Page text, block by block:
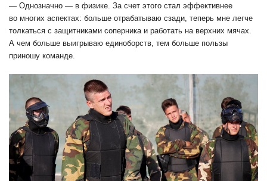
— Однозначно — в физике. За счет этого стал эффективнее
во многих аспектах: больше отрабатываю сзади, теперь мне легче
толкаться с защитниками соперника и работать на верхних мячах.
А чем больше выигрываю единоборств, тем больше пользы
приношу команде.